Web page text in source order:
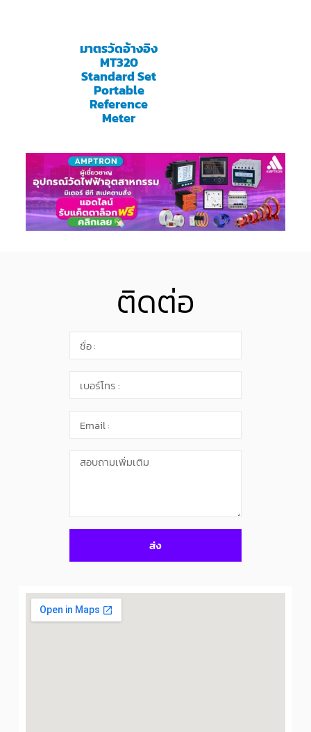
มาตรวัดอ้างอิง
MT320
Standard Set
Portable
Reference
Meter
ติดต่อ
ส่ง